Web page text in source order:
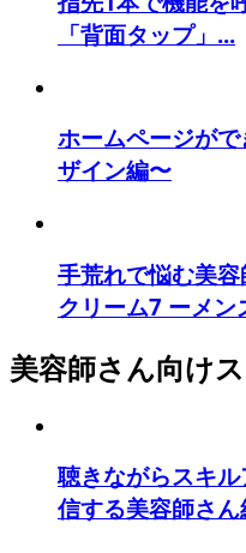
「背面タップ」...
ホームページが
ザイン編〜
手荒れで悩む美
クリーム7 ーメン
美容師さん向け
聴きながらスキ
信する美容師さん